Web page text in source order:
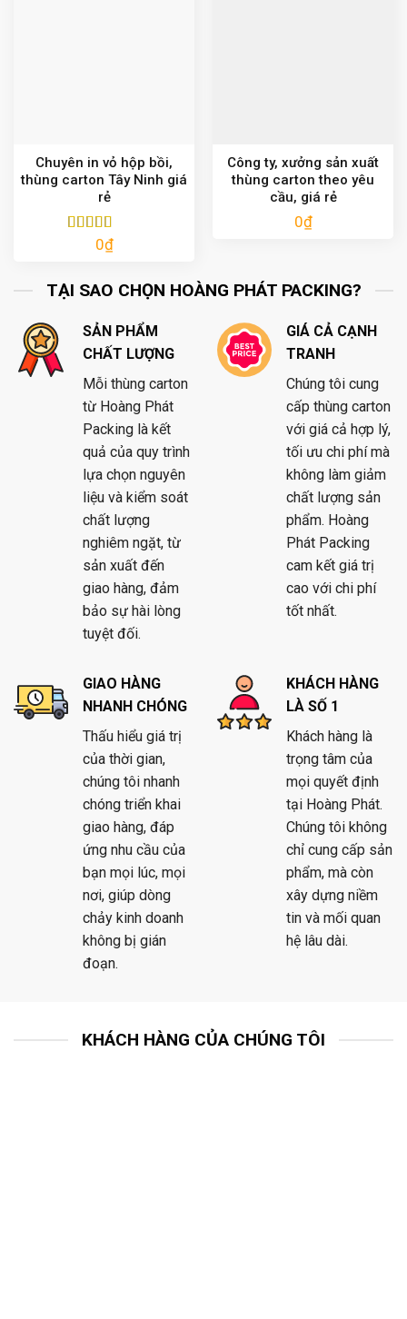
Chuyên in vỏ hộp bồi,
thùng carton Tây Ninh giá
rẻ
Được xếp
0₫
Công ty, xưởng sản xuất
thùng carton theo yêu
cầu, giá rẻ
0₫
TẠI SAO CHỌN HOÀNG PHÁT PACKING?
SẢN PHẨM
CHẤT LƯỢNG
Mỗi thùng carton
từ Hoàng Phát
Packing là kết
quả của quy trình
lựa chọn nguyên
liệu và kiểm soát
chất lượng
nghiêm ngặt, từ
sản xuất đến
giao hàng, đảm
bảo sự hài lòng
tuyệt đối.
GIÁ CẢ CẠNH
TRANH
Chúng tôi cung
cấp thùng carton
với giá cả hợp lý,
tối ưu chi phí mà
không làm giảm
chất lượng sản
phẩm. Hoàng
Phát Packing
cam kết giá trị
cao với chi phí
tốt nhất.
GIAO HÀNG
NHANH CHÓNG
Thấu hiểu giá trị
của thời gian,
chúng tôi nhanh
chóng triển khai
giao hàng, đáp
ứng nhu cầu của
bạn mọi lúc, mọi
nơi, giúp dòng
chảy kinh doanh
không bị gián
đoạn.
KHÁCH HÀNG
LÀ SỐ 1
Khách hàng là
trọng tâm của
mọi quyết định
tại Hoàng Phát.
Chúng tôi không
chỉ cung cấp sản
phẩm, mà còn
xây dựng niềm
tin và mối quan
hệ lâu dài.
KHÁCH HÀNG CỦA CHÚNG TÔI